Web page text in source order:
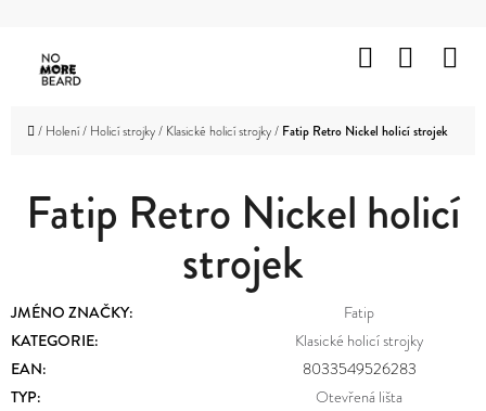
obsah
A
Hledat
Domů
/ Holení/ Holicí strojky/ Klasické holicí strojky/ Fatip Retro Nickel holicí strojek
Fatip Retro Nickel holicí
strojek
JMÉNO ZNAČKY:
Fatip
KATEGORIE:
Klasické holicí strojky
EAN:
8033549526283
TYP:
Otevřená lišta
Zpět
Zpět
C
Ř
E
B